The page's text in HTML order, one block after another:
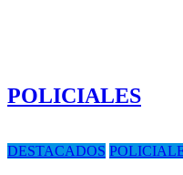
POLICIALES
DESTACADOS